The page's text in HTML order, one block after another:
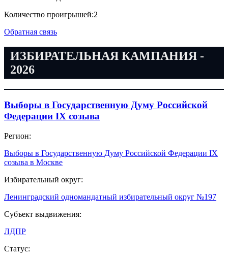
Количество проигрышей:2
Обратная связь
ИЗБИРАТЕЛЬНАЯ КАМПАНИЯ -
2026
Выборы в Государственную Думу Российской
Федерации IX созыва
Регион:
Выборы в Государственную Думу Российской Федерации IX
созыва в Москве
Избирательный округ:
Ленинградский одномандатный избирательный округ №197
Субъект выдвижения:
ЛДПР
Статус: